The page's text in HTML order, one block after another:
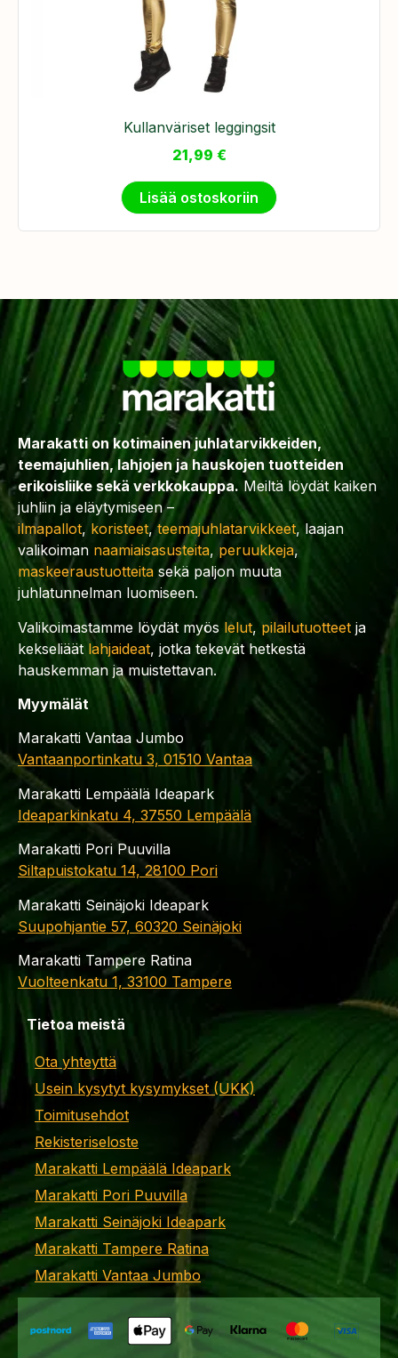
Kullanväriset leggingsit
21,99 €
Lisää ostoskoriin
Marakatti on kotimainen juhlatarvikkeiden,
teemajuhlien, lahjojen ja hauskojen tuotteiden
erikoisliike sekä verkkokauppa. Meiltä löydät kaiken
juhliin ja eläytymiseen –
ilmapallot, koristeet,teemajuhlatarvikkeet, laajan
valikoiman naamiaisasusteita, peruukkeja,
maskeeraustuotteita sekä paljon muuta
juhlatunnelman luomiseen.
Valikoimastamme löydät myös lelut,pilailutuotteet ja
kekseliäät lahjaideat, jotka tekevät hetkestä
hauskemman ja muistettavan.
Myymälät
Marakatti Vantaa Jumbo
Vantaanportinkatu 3, 01510 Vantaa
Marakatti Lempäälä Ideapark
Ideaparkinkatu 4, 37550 Lempäälä
Marakatti Pori Puuvilla
Siltapuistokatu 14, 28100 Pori
Marakatti Seinäjoki Ideapark
Suupohjantie 57, 60320 Seinäjoki
Marakatti Tampere Ratina
Vuolteenkatu 1, 33100 Tampere
Tietoa meistä
Ota yhteyttä
Usein kysytyt kysymykset (UKK)
Toimitusehdot
Rekisteriseloste
Marakatti Lempäälä Ideapark
Marakatti Pori Puuvilla
Marakatti Seinäjoki Ideapark
Marakatti Tampere Ratina
Marakatti Vantaa Jumbo